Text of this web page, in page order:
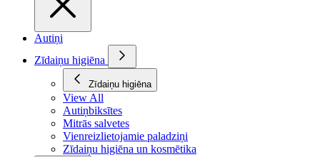
Autiņi
Zīdaiņu higiēna
Zīdaiņu higiēna
View All
Autiņbiksītes
Mitrās salvetes
Vienreizlietojamie paladziņi
Zīdaiņu higiēna un kosmētika